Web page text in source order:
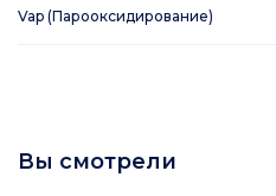
Vap (Парооксидирование)
Вы смотрели